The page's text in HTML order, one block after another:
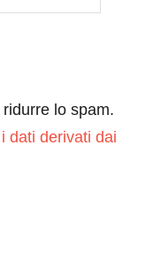
lo spam.
dati derivati dai